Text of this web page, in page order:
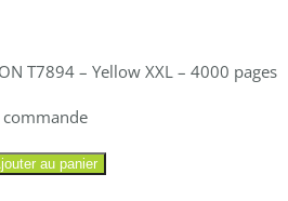
T7894 – Yellow XXL – 4000 pages
au panier